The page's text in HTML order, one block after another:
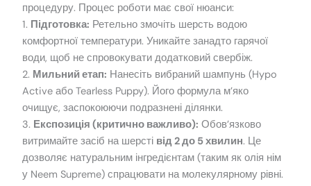
процедуру. Процес роботи має свої нюанси:
1. Підготовка: Ретельно змочіть шерсть водою
комфортної температури. Уникайте занадто гарячої
води, щоб не спровокувати додатковий свербіж.
2. Мильний етап: Нанесіть вибраний шампунь (Hypo
Active або Tearless Puppy). Його формула м’яко
очищує, заспокоюючи подразнені ділянки.
3. Експозиція (критично важливо): Обов’язково
витримайте засіб на шерсті від 2 до 5 хвилин. Це
дозволяє натуральним інгредієнтам (таким як олія нім
у Neem Supreme) спрацювати на молекулярному рівні.